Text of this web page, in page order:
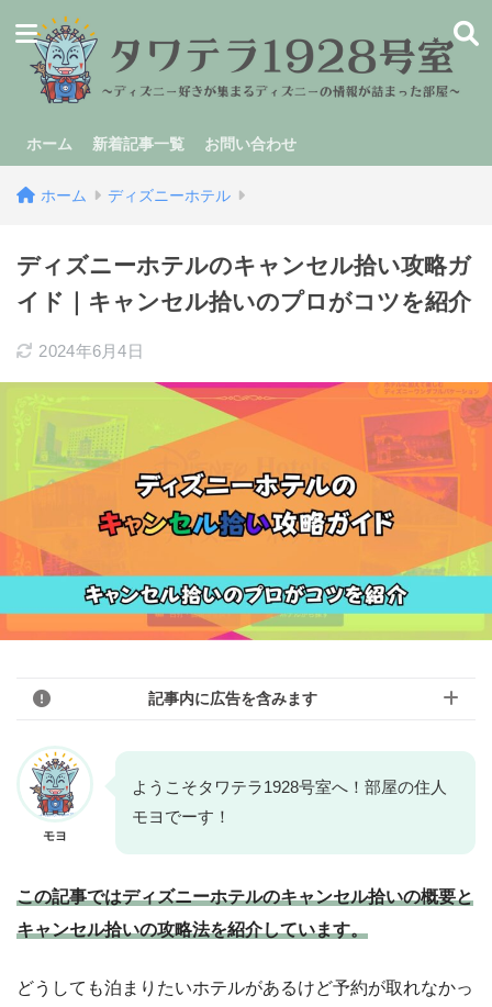
ホーム 新着記事一覧 お問い合わせ
ホーム ディズニーホテル
ディズニーホテルのキャンセル拾い攻略ガ
イド｜キャンセル拾いのプロがコツを紹介
2024年6月4日
記事内に広告を含みます
モヨ
このブログのリンクは広告を含んでいる場
合があります。モヨのことを「応援しても
「モヨなんか応援しない！」という人はリ
ンクを踏まずに検索して、お目当ての商品
モヨ
ようこそタワテラ1928号室へ！部屋の住人
モヨでーす！
この記事ではディズニーホテルのキャンセル拾いの概要と
キャンセル拾いの攻略法を紹介しています。
どうしても泊まりたいホテルがあるけど予約が取れなかっ